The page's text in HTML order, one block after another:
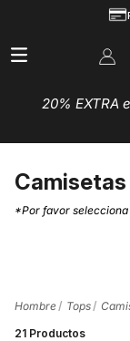
20% EXTRA
*Por favor
Hombre Tops
21 Productos